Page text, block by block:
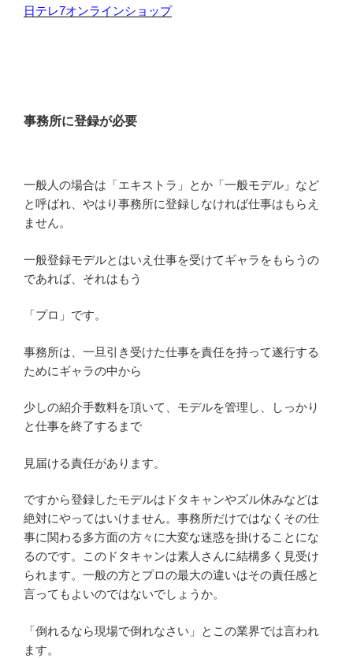
日テレ7オンラインショップ
事務所に登録が必要
一般人の場合は「エキストラ」とか「一般モデル」など
と呼ばれ、やはり事務所に登録しなければ仕事はもらえ
ません。
一般登録モデルとはいえ仕事を受けてギャラをもらうの
であれば、それはもう
「プロ」です。
事務所は、一旦引き受けた仕事を責任を持って遂行する
ためにギャラの中から
少しの紹介手数料を頂いて、モデルを管理し、しっかり
と仕事を終了するまで
見届ける責任があります。
ですから登録したモデルはドタキャンやズル休みなどは
絶対にやってはいけません。事務所だけではなくその仕
事に関わる多方面の方々に大変な迷惑を掛けることにな
るのです。このドタキャンは素人さんに結構多く見受け
られます。一般の方とプロの最大の違いはその責任感と
言ってもよいのではないでしょうか。
「倒れるなら現場で倒れなさい」とこの業界では言われ
ます。